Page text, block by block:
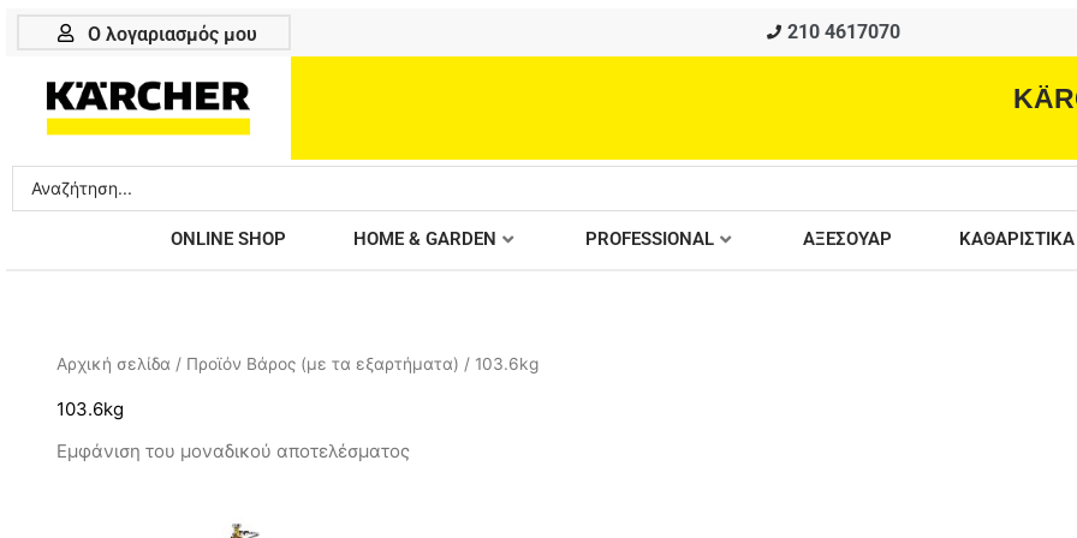
Μετάβαση
Ο λογαριασμός μου 210 4617070
Search
...
ONLINE SHOP HOME & GARDEN PROFESSIONAL ΑΞΕΣΟΥΑΡ ΚΑΘΑΡΙΣΤΙΚΑ
Αρχική σελίδα / Προϊόν Βάρος (με τα εξαρτήματα) / 103.6kg
103.6kg
Εμφάνιση του μοναδικού αποτελέσματος